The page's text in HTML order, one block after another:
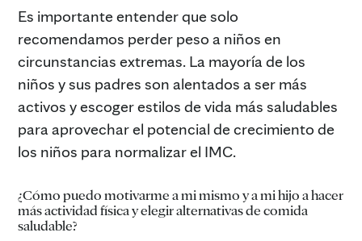
Es importante entender que solo
recomendamos perder peso a niños en
circunstancias extremas. La mayoría de los
niños y sus padres son alentados a ser más
activos y escoger estilos de vida más saludables
para aprovechar el potencial de crecimiento de
los niños para normalizar el IMC.
¿Cómo puedo motivarme a mi mismo y a mi hijo a hacer
más actividad física y elegir alternativas de comida
saludable?